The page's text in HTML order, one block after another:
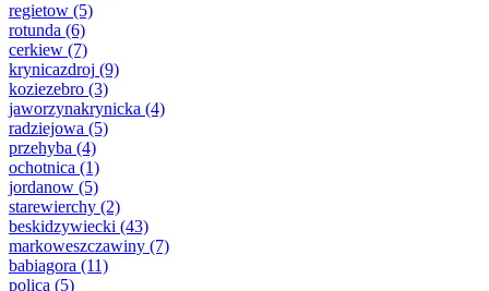
regietow (5)
rotunda (6)
cerkiew (7)
krynicazdroj (9)
koziezebro (3)
jaworzynakrynicka (4)
radziejowa (5)
przehyba (4)
ochotnica (1)
jordanow (5)
starewierchy (2)
beskidzywiecki (43)
markoweszczawiny (7)
babiagora (11)
polica (5)